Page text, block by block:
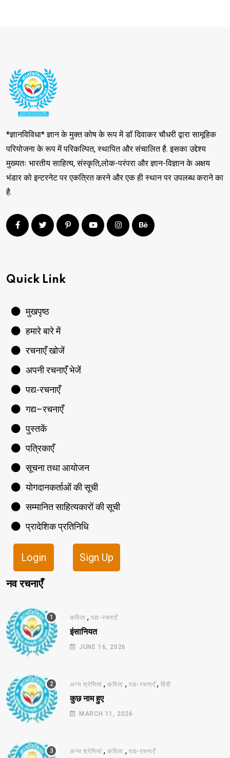
*ज्ञानविविधा* ज्ञान के मुक्त कोष के रूप में डॉ दिवाकर चौधरी द्वारा सामूहिक
परियोजना के रूप में परिकल्पित, स्थापित और संचालित है. इसका उद्देश्य
मुख्यतः भारतीय साहित्य, संस्कृति,लोक-परंपरा और ज्ञान-विज्ञान के अक्षय
भंडार को इन्टरनेट पर एकत्रित करने और एक ही स्थान पर उपलब्ध कराने का
है.
Quick Link
मुखपृष्ठ
हमारे बारे में
रचनाएँ खोजें
अपनी रचनाएँ भेजें
पद्य-रचनाएँ
गद्य–रचनाएँ
पुस्तकें
पत्रिकाएँ
सूचना तथा आयोजन
योगदानकर्ताओं की सूची
सम्मानित साहित्यकारों की सूची
प्रादेशिक प्रतिनिधि
Login Sign Up
नव रचनाएँ
कविता ,पद्य-रचनाएँ
इंसानियत
JUNE 16, 2026
अन्य श्रेणियां ,कविता , पद्य-रचनाएँ,हिंदी
कुछ नाम हुए
MARCH 11, 2026
अन्य श्रेणियां ,कविता , पद्य-रचनाएँ